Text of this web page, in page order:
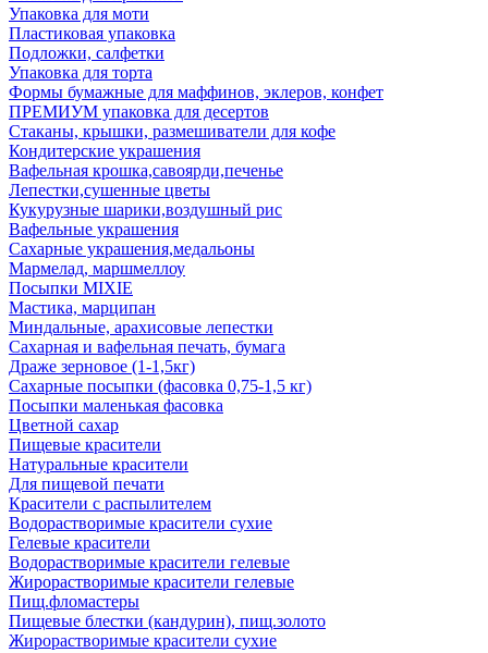
Упаковка для моти
Пластиковая упаковка
Подложки, салфетки
Упаковка для торта
Формы бумажные для маффинов, эклеров, конфет
ПРЕМИУМ упаковка для десертов
Стаканы, крышки, размешиватели для кофе
Кондитерские украшения
Вафельная крошка,савоярди,печенье
Лепестки,сушенные цветы
Кукурузные шарики,воздушный рис
Вафельные украшения
Сахарные украшения,медальоны
Мармелад, маршмеллоу
Посыпки MIXIE
Мастика, марципан
Миндальные, арахисовые лепестки
Сахарная и вафельная печать, бумага
Драже зерновое (1-1,5кг)
Сахарные посыпки (фасовка 0,75-1,5 кг)
Посыпки маленькая фасовка
Цветной сахар
Пищевые красители
Натуральные красители
Для пищевой печати
Красители с распылителем
Водорастворимые красители сухие
Гелевые красители
Водорастворимые красители гелевые
Жирорастворимые красители гелевые
Пищ.фломастеры
Пищевые блестки (кандурин), пищ.золото
Жирорастворимые красители сухие